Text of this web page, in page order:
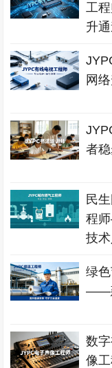
工
升
网
者
民
程
技
绿
——
数
像